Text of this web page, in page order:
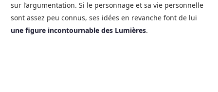
sur l’argumentation. Si le personnage et sa vie personnelle
sont assez peu connus, ses idées en revanche font de lui
une figure incontournable des Lumières.